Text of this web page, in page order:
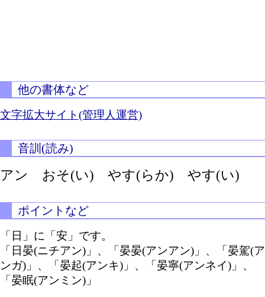
他の書体など
文字拡大サイト(管理人運営)
音訓(読み)
アン おそ(い) やす(らか) やす(い)
ポイントなど
「日」に「安」です。
「日晏(ニチアン)」、「晏晏(アンアン)」、「晏駕(ア
ンガ)」、「晏起(アンキ)」、「晏寧(アンネイ)」、
「晏眠(アンミン)」